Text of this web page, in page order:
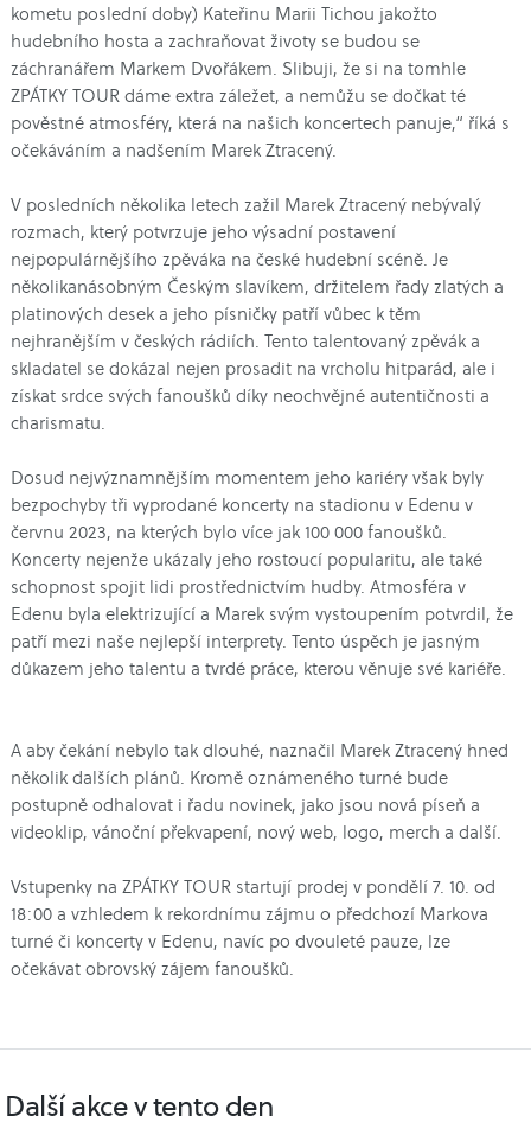
kometu poslední doby) Kateřinu Marii Tichou jakožto
hudebního hosta a zachraňovat životy se budou se
záchranářem Markem Dvořákem. Slibuji, že si na tomhle
ZPÁTKY TOUR dáme extra záležet, a nemůžu se dočkat té
pověstné atmosféry, která na našich koncertech panuje,“ říká s
očekáváním a nadšením Marek Ztracený.
V posledních několika letech zažil Marek Ztracený nebývalý
rozmach, který potvrzuje jeho výsadní postavení
nejpopulárnějšího zpěváka na české hudební scéně. Je
několikanásobným Českým slavíkem, držitelem řady zlatých a
platinových desek a jeho písničky patří vůbec k těm
nejhranějším v českých rádiích. Tento talentovaný zpěvák a
skladatel se dokázal nejen prosadit na vrcholu hitparád, ale i
získat srdce svých fanoušků díky neochvějné autentičnosti a
charismatu.
Dosud nejvýznamnějším momentem jeho kariéry však byly
bezpochyby tři vyprodané koncerty na stadionu v Edenu v
červnu 2023, na kterých bylo více jak 100 000 fanoušků.
Koncerty nejenže ukázaly jeho rostoucí popularitu, ale také
schopnost spojit lidi prostřednictvím hudby. Atmosféra v
Edenu byla elektrizující a Marek svým vystoupením potvrdil, že
patří mezi naše nejlepší interprety. Tento úspěch je jasným
důkazem jeho talentu a tvrdé práce, kterou věnuje své kariéře.
A aby čekání nebylo tak dlouhé, naznačil Marek Ztracený hned
několik dalších plánů. Kromě oznámeného turné bude
postupně odhalovat i řadu novinek, jako jsou nová píseň a
videoklip, vánoční překvapení, nový web, logo, merch a další.
Vstupenky na ZPÁTKY TOUR startují prodej v pondělí 7. 10. od
18:00 a vzhledem k rekordnímu zájmu o předchozí Markova
turné či koncerty v Edenu, navíc po dvouleté pauze, lze
očekávat obrovský zájem fanoušků.
Další akce v tento den